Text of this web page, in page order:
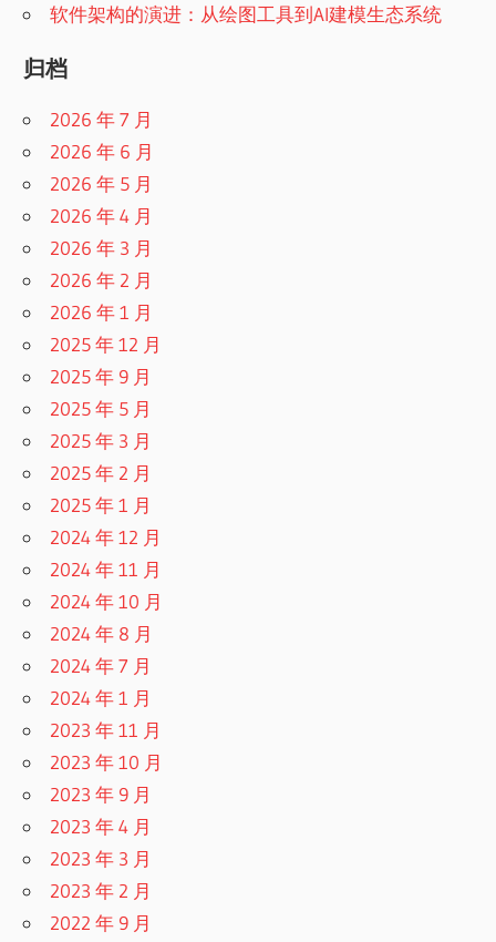
软件架构的演进：从绘图工具到AI建模生态系统
归档
2026 年 7 月
2026 年 6 月
2026 年 5 月
2026 年 4 月
2026 年 3 月
2026 年 2 月
2026 年 1 月
2025 年 12 月
2025 年 9 月
2025 年 5 月
2025 年 3 月
2025 年 2 月
2025 年 1 月
2024 年 12 月
2024 年 11 月
2024 年 10 月
2024 年 8 月
2024 年 7 月
2024 年 1 月
2023 年 11 月
2023 年 10 月
2023 年 9 月
2023 年 4 月
2023 年 3 月
2023 年 2 月
2022 年 9 月